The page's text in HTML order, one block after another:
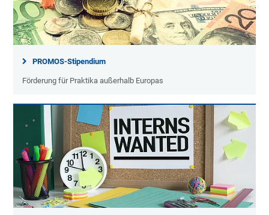
PROMOS-Stipendium
Förderung für Praktika außerhalb Europas